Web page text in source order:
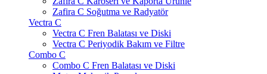
Zafira C Soğutma ve Radyatör
Vectra C
Vectra C Fren Balatası ve Diski
Vectra C Periyodik Bakım ve Filtre
Combo C
Combo C Fren Balatası ve Diski